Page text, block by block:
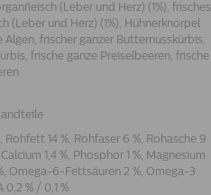
(Leber und Herz) (1%), frisches
(Leber und Herz) (1%), Hühnerknorpel
Algen, frischer ganzer Butternusskürbis,
frische ganze Preiselbeeren, frische
Rohfett 14 %, Rohfaser 6 %, Rohasche 9
1,4 %, Phosphor 1 %, Magnesium
Omega-6-Fettsäuren 2 %, Omega-3
0,2 % / 0,1 %